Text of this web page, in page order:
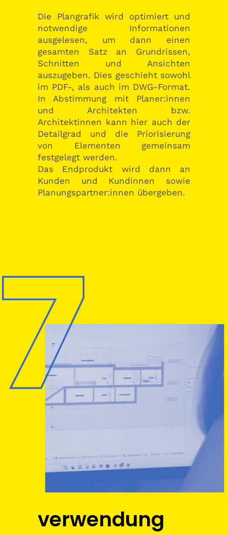
Die Plangrafik wird optimiert und
notwendige Informationen
ausgelesen, um dann einen
gesamten Satz an Grundrissen,
Schnitten und Ansichten
auszugeben. Dies geschieht sowohl
im PDF-, als auch im DWG-Format.
In Abstimmung mit Planer:innen
und Architekten bzw.
Architektinnen kann hier auch der
Detailgrad und die Priorisierung
von Elementen gemeinsam
festgelegt werden.
Das Endprodukt wird dann an
Kunden und Kundinnen sowie
Planungspartner:innen übergeben.
verwendung